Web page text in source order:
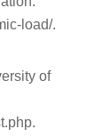
load/.
of